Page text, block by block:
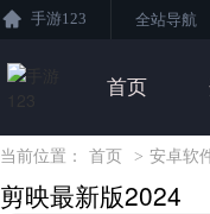
手游123 全站导航
首页
当前位置： 首页 > 安卓软
剪映最新版2024